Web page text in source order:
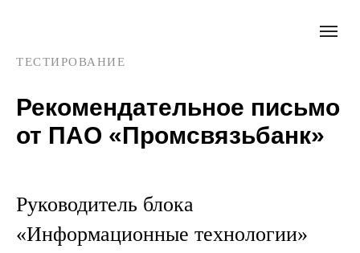
ТЕСТИРОВАНИЕ
Рекомендательное письмо
от ПАО «Промсвязьбанк»
Руководитель блока
«Информационные технологии»